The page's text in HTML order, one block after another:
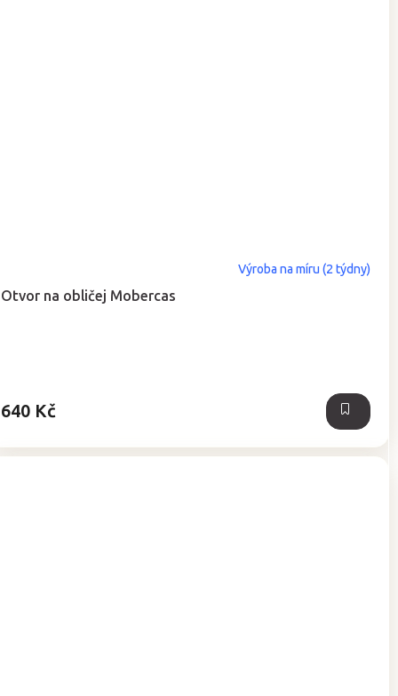
Otvor na obličej Mobercas
Výroba na míru (2 týdny)
640 Kč